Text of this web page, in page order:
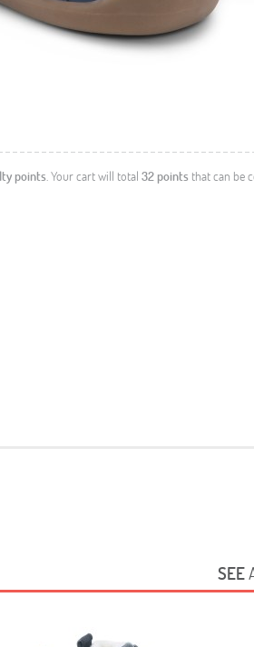
points. Your cart will total 32points that can be
SEE